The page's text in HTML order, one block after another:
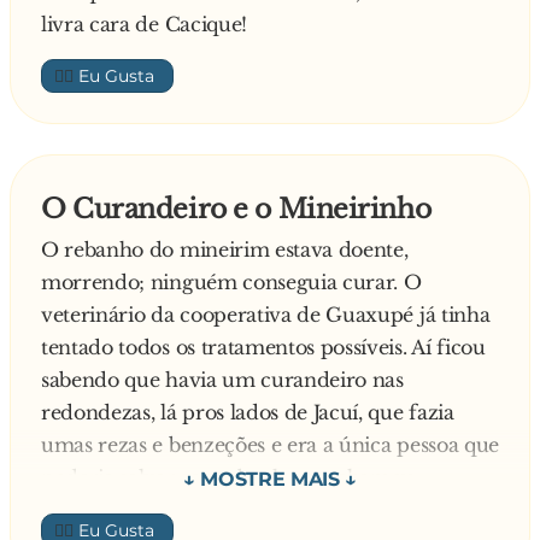
quizesse.
- E o que tem isso a ver? - Pergunta a
apresentadora, cada vez mais confusa.
iria retribuir e conceder-me-ia um desejo
qualquer. Foi assim que me tornei no "Mais
Pequeno Pianista do Mundo"!
- Não estou a perceber! - Disse a apresentadora
do programa, incrédula.
- Nem a p**... da velha percebeu porque era
"surda que nem uma porta". - Concluiu o
pianista - O que eu pedi foi um p**... de 30
centímetros!!!
livra cara de Cacique!
👍🏼
O Curandeiro e o Mineirinho
O rebanho do mineirim estava doente,
morrendo; ninguém conseguia curar. O
veterinário da cooperativa de Guaxupé já tinha
tentado todos os tratamentos possíveis. Aí ficou
sabendo que havia um curandeiro nas
redondezas, lá pros lados de Jacuí, que fazia
umas rezas e benzeções e era a única pessoa que
poderia salvar seu rebanho e o chamou.
O curandeiro disse que salvaria o gado do
👍🏼